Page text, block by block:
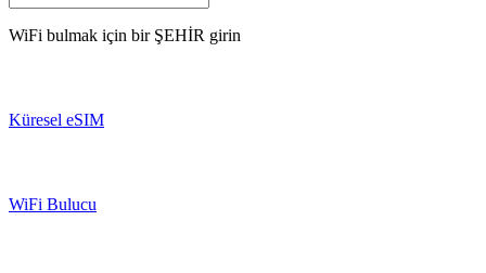
WiFi bulmak için bir ŞEHİR girin
Küresel eSIM
WiFi Bulucu